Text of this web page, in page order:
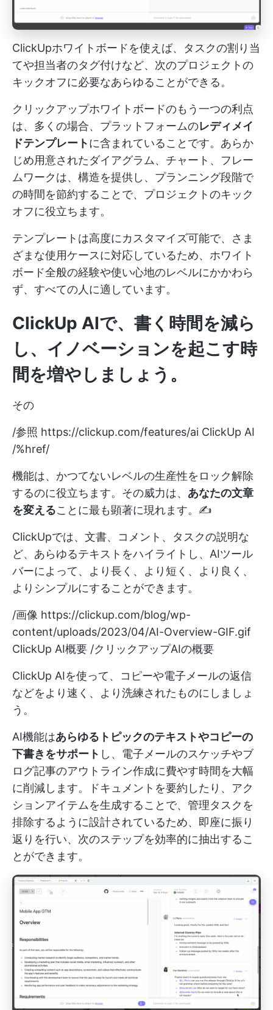
ClickUpホワイトボードを使えば、タスクの割り当
てや担当者のタグ付けなど、次のプロジェクトの
キックオフに必要なあらゆることができる。
クリックアップホワイトボードのもう一つの利点
は、多くの場合、プラットフォームのレディメイ
ドテンプレートに含まれていることです。あらか
じめ用意されたダイアグラム、チャート、フレー
ムワークは、構造を提供し、プランニング段階で
の時間を節約することで、プロジェクトのキック
オフに役立ちます。
テンプレートは高度にカスタマイズ可能で、さま
ざまな使用ケースに対応しているため、ホワイト
ボード全般の経験や使い心地のレベルにかかわら
ず、すべての人に適しています。
ClickUp AIで、書く時間を減ら
し、イノベーションを起こす時
間を増やしましょう。
その
/参照 https://clickup.com/features/ai ClickUp AI
/%href/
機能は、かつてないレベルの生産性をロック解除
するのに役立ちます。その威力は、 あなたの文章
を変えることに最も顕著に現れます。✍️
ClickUpでは、文書、コメント、タスクの説明な
ど、あらゆるテキストをハイライトし、AIツール
バーによって、より長く、より短く、より良く、
よりシンプルにすることができます。
/画像 https://clickup.com/blog/wp-
content/uploads/2023/04/AI-Overview-GIF.gif
ClickUp AI概要 /クリックアップAIの概要
ClickUp AIを使って、コピーや電子メールの返信
などをより速く、より洗練されたものにしましょ
う。
AI機能はあらゆるトピックのテキストやコピーの
下書きをサポート し、電子メールのスケッチやブ
ログ記事のアウトライン作成に費やす時間を大幅
に削減します。ドキュメントを要約したり、アク
ションアイテムを生成することで、管理タスクを
排除するように設計されているため、即座に振り
返りを行い、次のステップを効率的に抽出するこ
とができます。